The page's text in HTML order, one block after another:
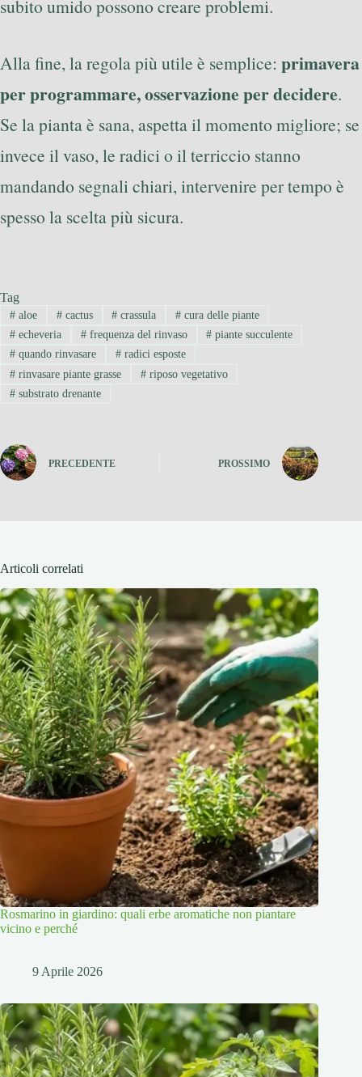
subito umido possono creare problemi.
Alla fine, la regola più utile è semplice: primavera
per programmare, osservazione per decidere.
Se la pianta è sana, aspetta il momento migliore; se
invece il vaso, le radici o il terriccio stanno
mandando segnali chiari, intervenire per tempo è
spesso la scelta più sicura.
Tag
#aloe #cactus # crassula # cura delle piante
#echeveria #frequenza del rinvaso # piante succulente
#quando rinvasare #radici esposte
#rinvasare piante grasse #riposo vegetativo
#substrato drenante
PRECEDENTE PROSSIMO
Articoli correlati
Rosmarino in giardino: quali erbe aromatiche non piantare
vicino e perché
9 Aprile 2026